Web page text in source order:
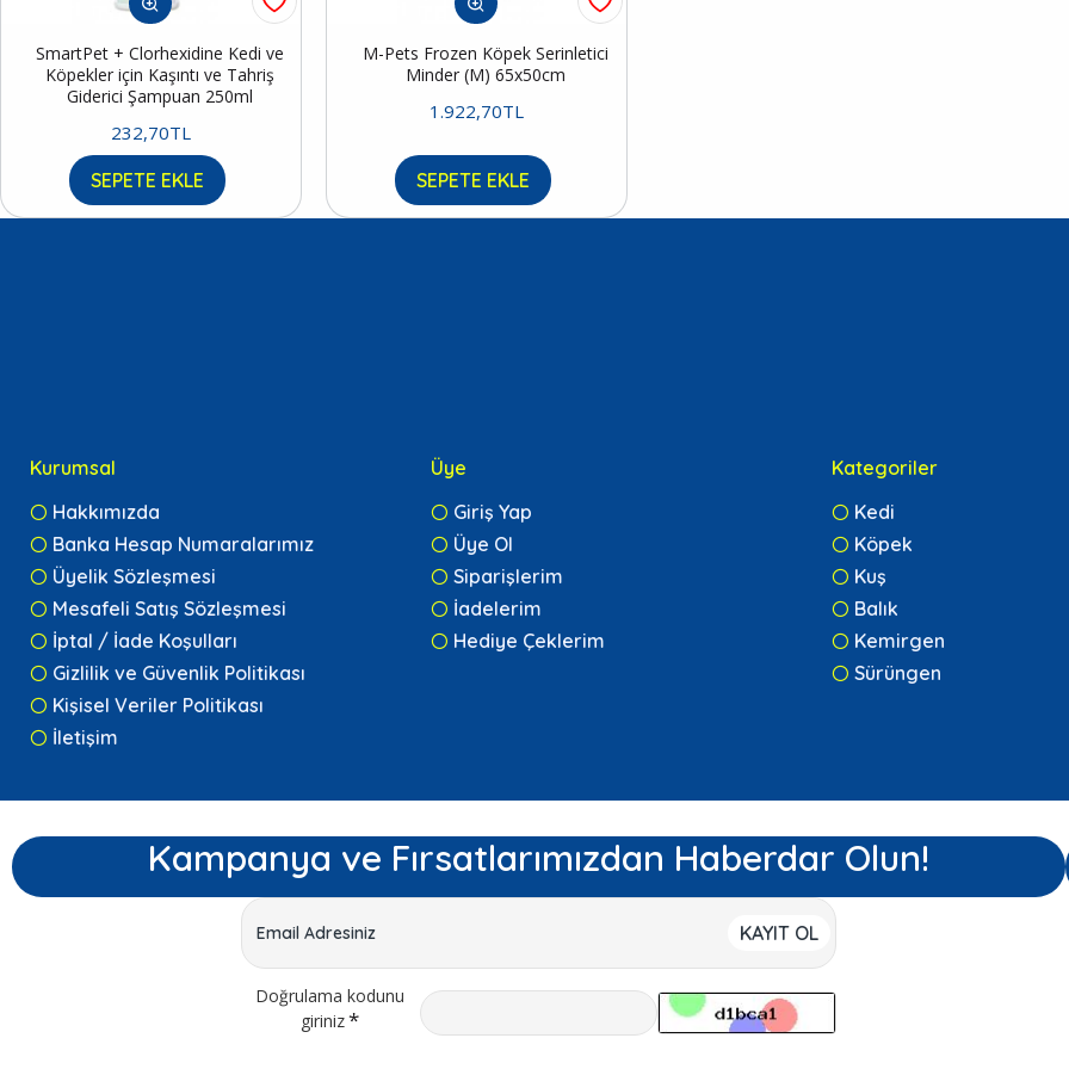
SmartPet + Clorhexidine Kedi ve
Köpekler için Kaşıntı ve Tahriş
Giderici Şampuan 250ml
232,70TL
SEPETE EKLE
M-Pets Frozen Köpek Serinletici
Minder (M) 65x50cm
1.922,70TL
SEPETE EKLE
Kurumsal
Hakkımızda
Banka Hesap Numaralarımız
Üyelik Sözleşmesi
Mesafeli Satış Sözleşmesi
İptal / İade Koşulları
Gizlilik ve Güvenlik Politikası
Kişisel Veriler Politikası
İletişim
Üye
Giriş Yap
Üye Ol
Siparişlerim
İadelerim
Hediye Çeklerim
Kategoriler
Kedi
Köpek
Kuş
Balık
Kemirgen
Sürüngen
Kampanya ve Fırsatlarımızdan Haberdar Olun!
KAYIT OL
Doğrulama kodunu
giriniz